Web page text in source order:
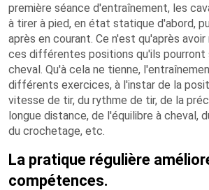
première séance d'entraînement, les
à tirer à pied, en état statique d'abord,
après en courant. Ce n'est qu'après
ces différentes positions qu'ils pourront
cheval. Qu'à cela ne tienne,
différents exercices, à l'instar de la
vitesse de tir, du rythme de tir, de la
longue distance, de l'équilibre à cheval,
du crochetage, etc.
La pratique régulière
compétences.